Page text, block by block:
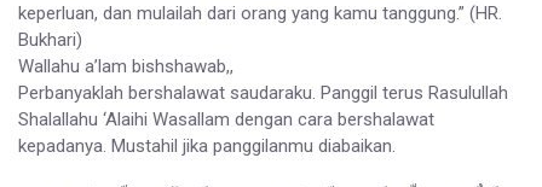
keperluan, dan mulailah dari orang yang kamu tanggung.” (HR.
Bukhari)
Wallahu a’lam bishshawab,,
Perbanyaklah bershalawat saudaraku. Panggil terus Rasulullah
Shalallahu ‘Alaihi Wasallam dengan cara bershalawat
kepadanya. Mustahil jika panggilanmu diabaikan.